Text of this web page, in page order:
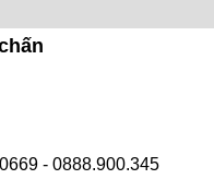
- 0888.900.345